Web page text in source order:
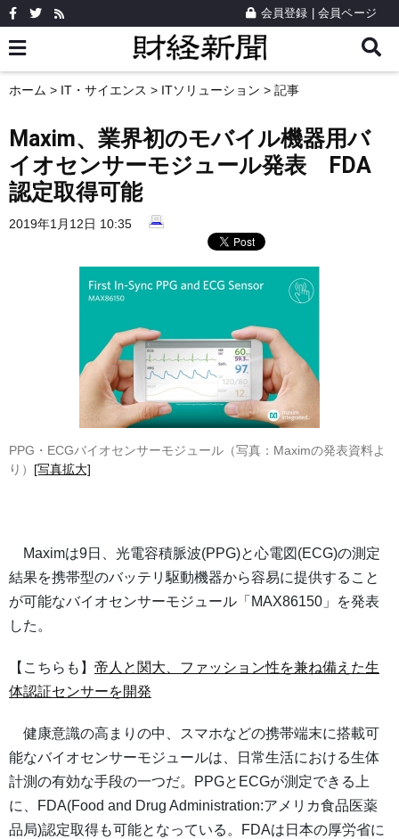
会員登録 会員ページ
ホーム > IT・サイエンス > ITソリューション > 記事
Maxim、業界初のモバイル機器用バ
イオセンサーモジュール発表 FDA
認定取得可能
2019年1月12日 10:35
PPG・ECGバイオセンサーモジュール（写真：Maximの発表資料よ
り） [写真拡大]
Maximは9日、光電容積脈波(PPG)と心電図(ECG)の測定
結果を携帯型のバッテリ駆動機器から容易に提供すること
が可能なバイオセンサーモジュール「MAX86150」を発表
した。
【こちらも】 帝人と関大、ファッション性を兼ね備えた生
体認証センサーを開発
健康意識の高まりの中、スマホなどの携帯端末に搭載可
能なバイオセンサーモジュールは、日常生活における生体
計測の有効な手段の一つだ。PPGとECGが測定できる上
に、FDA(Food and Drug Administration:アメリカ食品医薬
品局)認定取得も可能となっている。FDAは日本の厚労省に